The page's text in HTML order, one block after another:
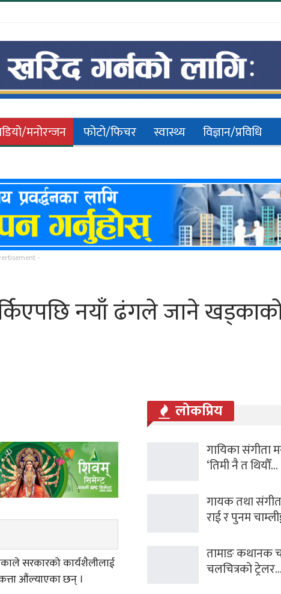
मनोरन्जन फोटो/फिचर स्वास्थ्य
विज्ञान/प्रविधि
-
नयाँ ढंगले जाने
सरकारको कार्यशैलीलाई
औंल्याएका छन् ।
लोकप्रिय
गायिका संगीता
‘तिमी नै त थियौँ…
गायक तथा
राई र पुनम
तामाङ कथानक
चलचित्रको ट्रेलर…